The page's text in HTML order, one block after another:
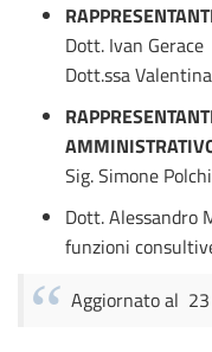
Dott. Ivan Gerace
Dott.ssa
Sig. Simone Polchi
Dott. Alessandro
funzioni
Aggiornato al